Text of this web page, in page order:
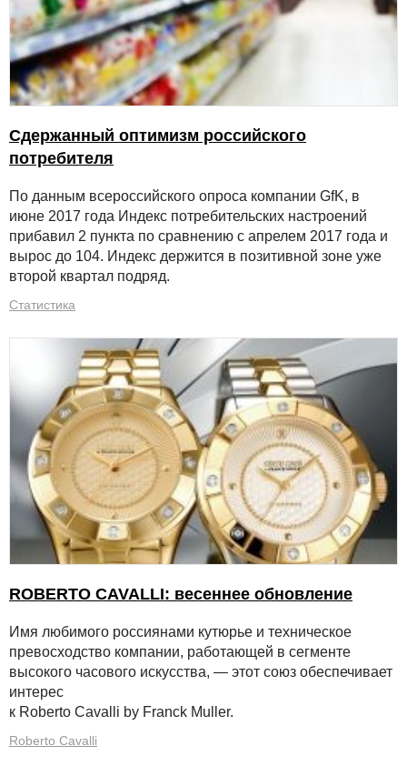
Сдержанный оптимизм российского
потребителя
По данным всероссийского опроса компании GfK, в
июне 2017 года Индекс потребительских настроений
прибавил 2 пункта по сравнению с апрелем 2017 года и
вырос до 104. Индекс держится в позитивной зоне уже
второй квартал подряд.
Статистика
ROBERTO CAVALLI: весеннее обновление
Имя любимого россиянами кутюрье и техническое
превосходство компании, работающей в сегменте
высокого часового искусства, — этот союз обеспечивает
интерес
к Roberto Cavalli by Franck Muller.
Roberto Cavalli